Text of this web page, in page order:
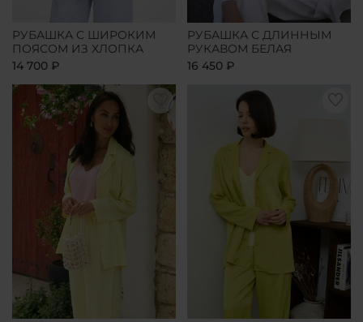
РУБАШКА С ШИРОКИМ
ПОЯСОМ ИЗ ХЛОПКА
14 700 ₽
РУБАШКА С ДЛИННЫМ
РУКАВОМ БЕЛАЯ
16 450 ₽